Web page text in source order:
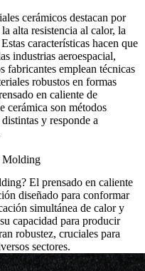
cerámicos destacan por
alta resistencia al calor, la
características hacen que
industrias aeroespacial,
fabricantes emplean técnicas
robustos en formas
en caliente de
cerámica son métodos
y responde a
Molding
El prensado en caliente
diseñado para conformar
simultánea de calor y
capacidad para producir
robustez, cruciales para
sectores.